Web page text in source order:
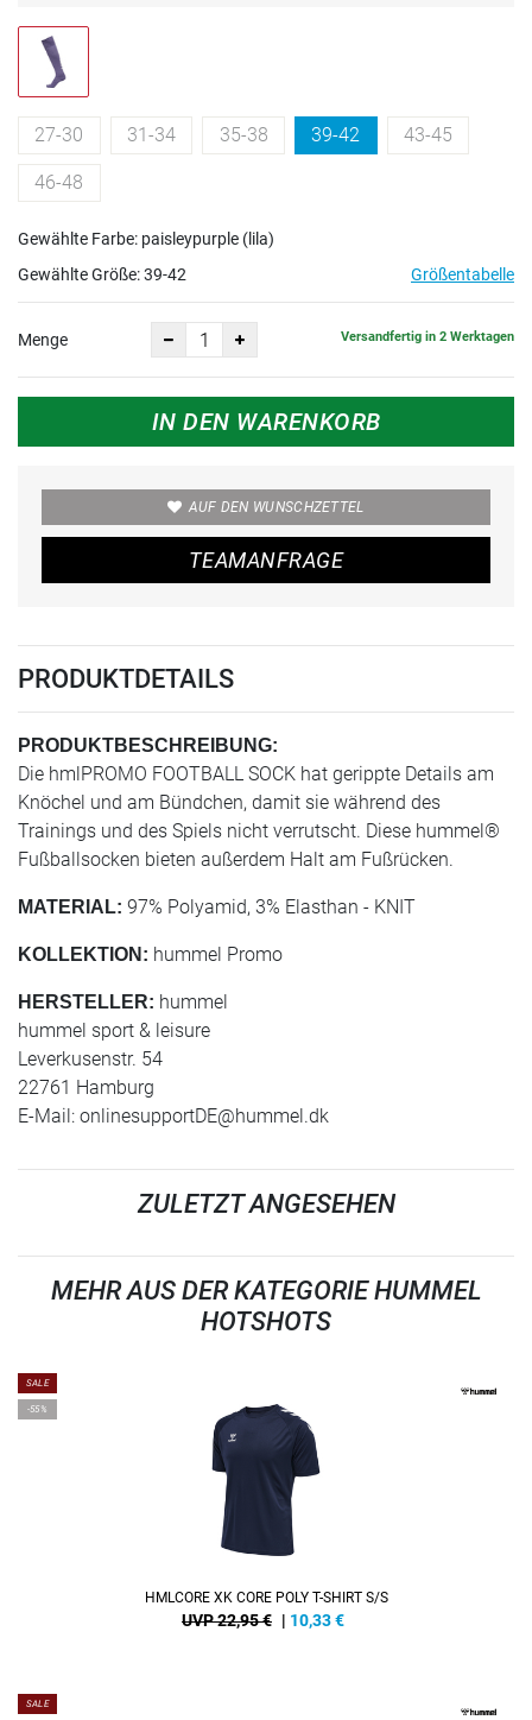
27-30 31-34 35-38 39-42 43-45
46-48
Gewählte Farbe: paisleypurple (lila)
Gewählte Größe:39-42 Größentabelle
Menge Versandfertig in 2 Werktagen
IN DEN WARENKORB
AUF DEN WUNSCHZETTEL
TEAMANFRAGE
PRODUKTDETAILS
PRODUKTBESCHREIBUNG:
Die hmlPROMO FOOTBALL SOCK hat gerippte Details am
Knöchel und am Bündchen, damit sie während des
Trainings und des Spiels nicht verrutscht. Diese hummel®
Fußballsocken bieten außerdem Halt am Fußrücken.
MATERIAL: 97% Polyamid, 3% Elasthan - KNIT
KOLLEKTION: hummel Promo
HERSTELLER: hummel
hummel sport & leisure
Leverkusenstr. 54
22761 Hamburg
E-Mail: onlinesupportDE@hummel.dk
ZULETZT ANGESEHEN
MEHR AUS DER KATEGORIE HUMMEL
HOTSHOTS
SALE
-55%
HMLCORE XK CORE POLY T-SHIRT S/S
UVP 22,95 € | 10,33€
SALE